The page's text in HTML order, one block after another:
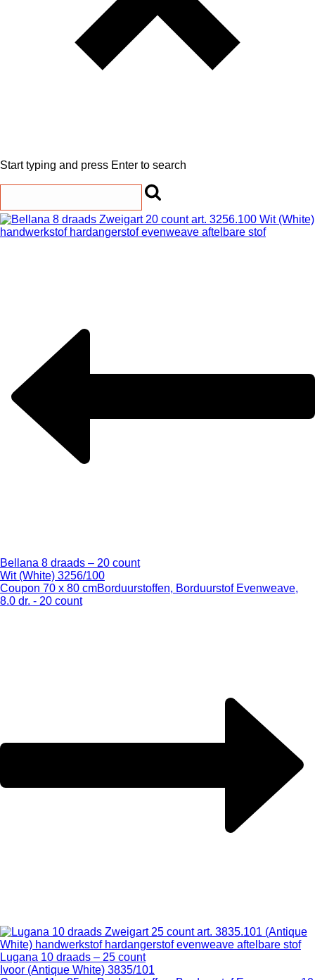
Start typing and press Enter to search
Bellana 8 draads – 20 count
Wit (White) 3256/100
Coupon 70 x 80 cmBorduurstoffen, Borduurstof Evenweave,
8.0 dr. - 20 count
Lugana 10 draads – 25 count
Ivoor (Antique White) 3835/101